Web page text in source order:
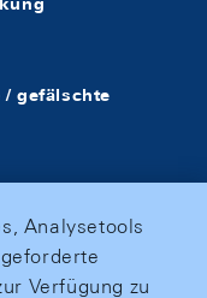
gefälschte
Analysetools
Verfügung zu